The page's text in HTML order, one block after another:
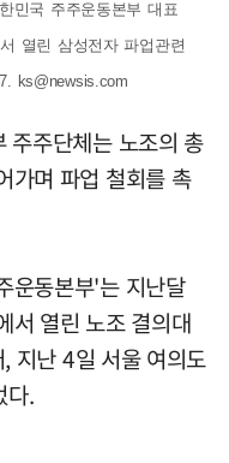
민국 주주운동본부 대표
열린 삼성전자 파업관련
ks@newsis.com
주주단체는 노조의 총
가며 파업 철회를 촉
운동본부'는 지난달
서 열린 노조 결의대
지난 4일 서울 여의도
다.